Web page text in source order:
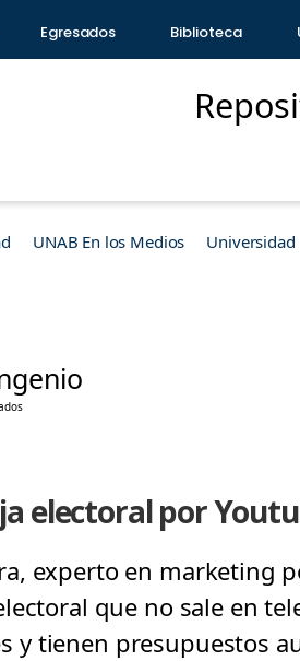
Egresados Biblioteca
UNAB En los Medios Universidad
electoral por
experto en marketing
que no sale en
y tienen presupuestos